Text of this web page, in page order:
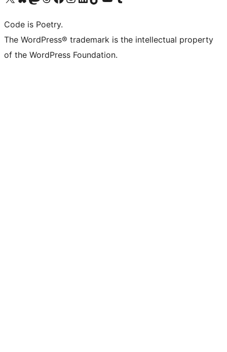
Code is Poetry.
The WordPress® trademark is the intellectual property
of the WordPress Foundation.